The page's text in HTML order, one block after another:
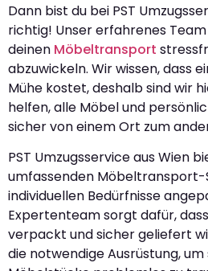
Dann bist du bei PST
richtig! Unser erfahrenes
deinen Möbeltransport
abzuwickeln. Wir wissen, dass
Mühe kostet, deshalb sind wir
helfen, alle Möbel und
sicher von einem Ort zum
PST Umzugsservice aus Wien
umfassenden Möbeltransport-
individuellen Bedürfnisse
Expertenteam sorgt dafür,
verpackt und sicher geliefert
die notwendige Ausrüstung,